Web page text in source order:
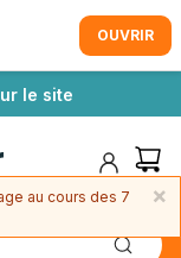
le site
OUVRIR
×
au cours des 7